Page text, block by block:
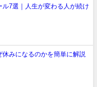
ル7選｜人生が変わる人が続け
休みになるのかを簡単に解説